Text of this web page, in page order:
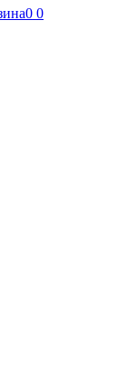
0 0